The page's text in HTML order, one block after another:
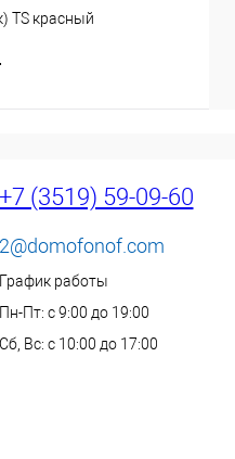
TS красный
+7 (3519) 59-09-60
2@domofonof.com
График работы
Пн-Пт: с 9:00 до 19:00
Сб, Вс: с 10:00 до 17:00